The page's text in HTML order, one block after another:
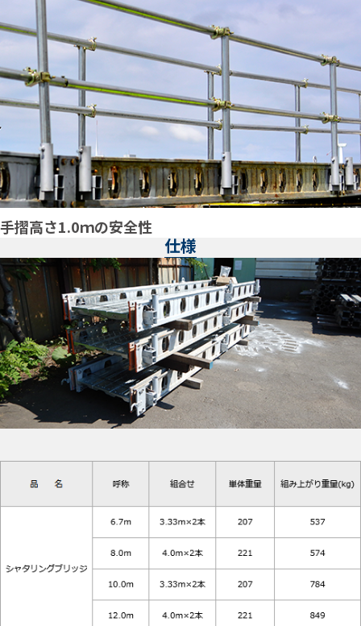
手摺高さ1.0ｍの安全性
仕様